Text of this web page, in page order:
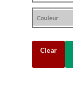
Couleur
Clear